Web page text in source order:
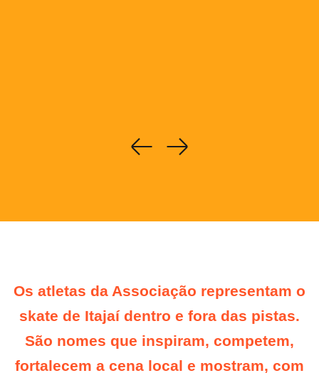
Os atletas da Associação representam o
skate de Itajaí dentro e fora das pistas.
São nomes que inspiram, competem,
fortalecem a cena local e mostram, com